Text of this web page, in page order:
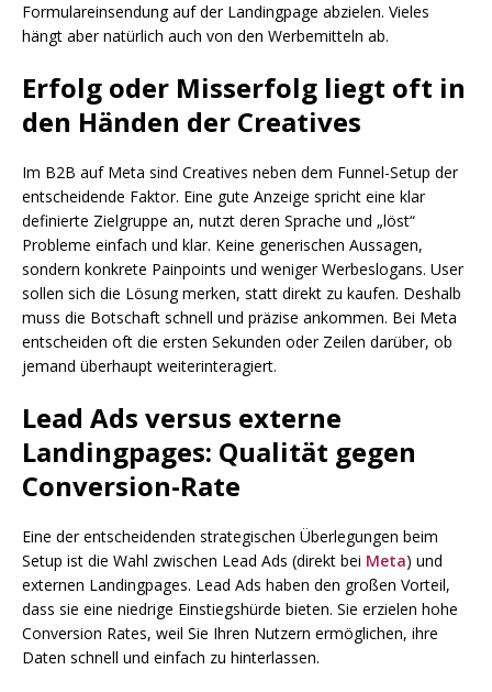
Formulareinsendung auf der Landingpage abzielen. Vieles
hängt aber natürlich auch von den Werbemitteln ab.
Erfolg oder Misserfolg liegt oft in
den Händen der Creatives
Im B2B auf Meta sind Creatives neben dem Funnel-Setup der
entscheidende Faktor. Eine gute Anzeige spricht eine klar
definierte Zielgruppe an, nutzt deren Sprache und „löst“
Probleme einfach und klar. Keine generischen Aussagen,
sondern konkrete Painpoints und weniger Werbeslogans. User
sollen sich die Lösung merken, statt direkt zu kaufen. Deshalb
muss die Botschaft schnell und präzise ankommen. Bei Meta
entscheiden oft die ersten Sekunden oder Zeilen darüber, ob
jemand überhaupt weiterinteragiert.
Lead Ads versus externe
Landingpages: Qualität gegen
Conversion-Rate
Eine der entscheidenden strategischen Überlegungen beim
Setup ist die Wahl zwischen Lead Ads (direkt bei Meta) und
externen Landingpages. Lead Ads haben den großen Vorteil,
dass sie eine niedrige Einstiegshürde bieten. Sie erzielen hohe
Conversion Rates, weil Sie Ihren Nutzern ermöglichen, ihre
Daten schnell und einfach zu hinterlassen.